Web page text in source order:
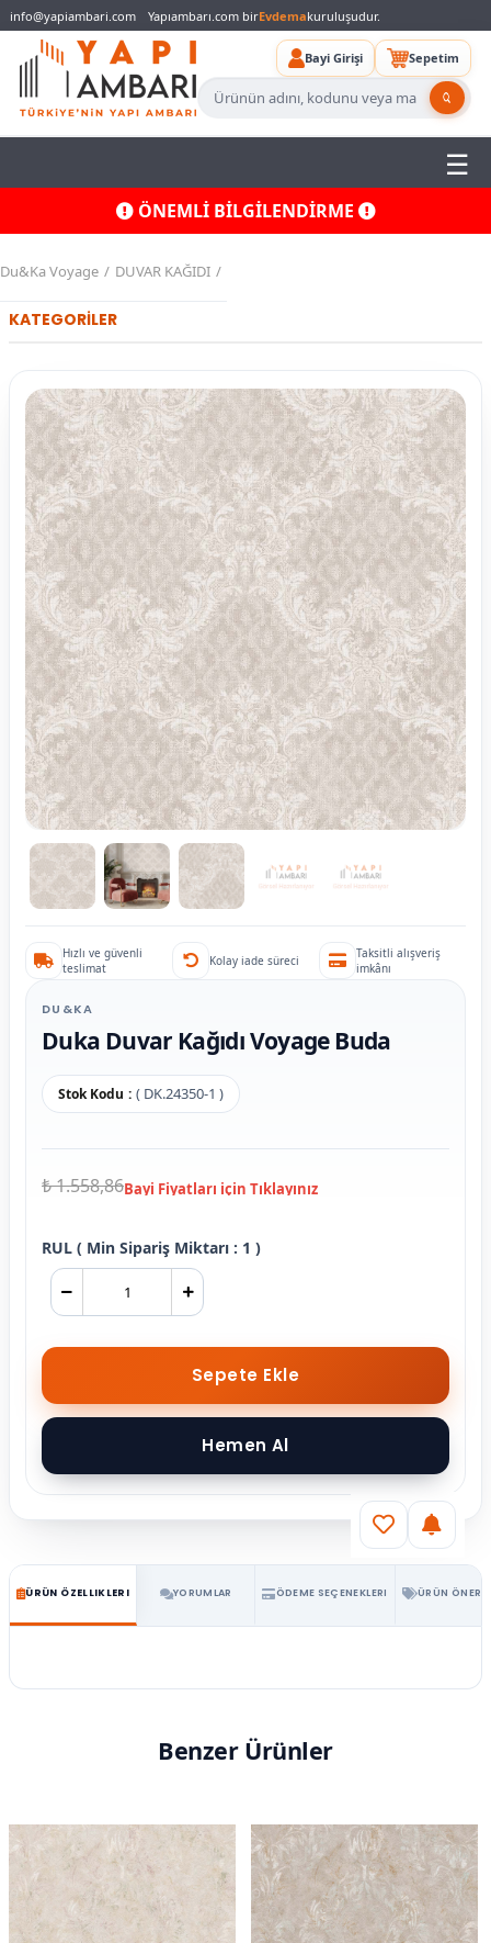
info@yapiambari.com Yapıambarı.com birEvdemakuruluşudur.
Bayi Girişi Sepetim
ÖNEMLİ BİLGİLENDİRME
Du&Ka Voyage DUVAR KAĞIDI
KATEGORİLER
Hızlı ve güvenli
teslimat
Kolay iade süreci
Taksitli alışveriş
imkânı
DU&KA
Duka Duvar Kağıdı Voyage Buda
Stok Kodu ( DK.24350-1 )
₺ 1.558,86
RUL ( Min Sipariş Miktarı : 1 )
ÜRÜN ÖZELLIKLERI YORUMLAR ÖDEME SEÇENEKLERI ÜRÜN
Benzer Ürünler